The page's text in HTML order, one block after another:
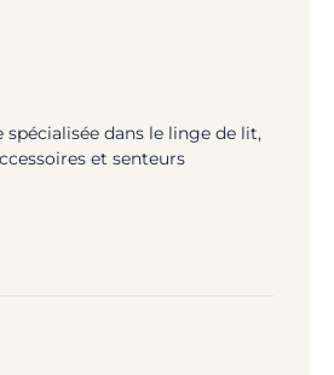
dans le linge de lit,
et senteurs